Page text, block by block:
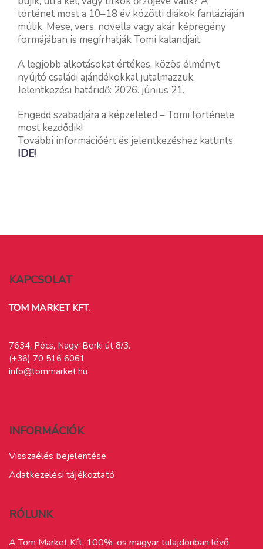
történet most a 10–18 év közötti diákok fantáziáján
múlik. Mese, vers, novella vagy akár képregény
formájában is megírhatják Tomi kalandjait.
A legjobb alkotásokat értékes, közös élményt
nyújtó családi ajándékokkal jutalmazzuk.
Jelentkezési határidő: 2026. június 21.
Engedd szabadjára a képzeleted – Tomi története
most kezdődik!
További információért és jelentkezéshez kattints
IDE!
KAPCSOLAT
TOM MARKET KFT.
7634, Pécs, Nagy-Berki út 8/3.
(+36) 70 516 6061
info@tommarket.hu
INFORMÁCIÓK
Visszaélés bejelentése
Adatkezelési tájékoztató
RÓLUNK
A Tom Market Kft. 100%-os magyar tulajdonban lévő